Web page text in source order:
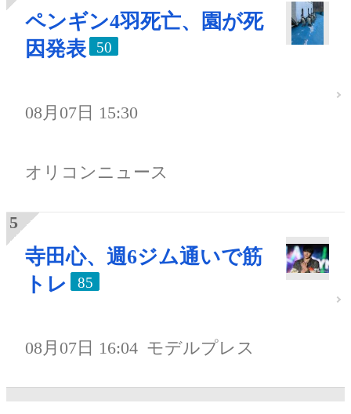
ペンギン4羽死亡、園が死
因発表
50
08月07日 15:30
オリコンニュース
寺田心、週6ジム通いで筋
トレ
85
08月07日 16:04 モデルプレス